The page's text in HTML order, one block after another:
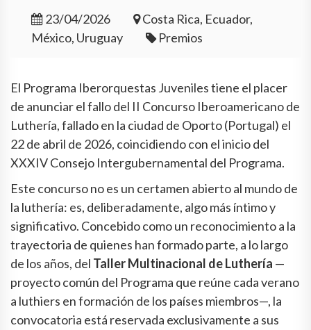
23/04/2026
Costa Rica, Ecuador,
México, Uruguay
Premios
El Programa Iberorquestas Juveniles tiene el placer
de anunciar el fallo del II Concurso Iberoamericano de
Luthería, fallado en la ciudad de Oporto (Portugal) el
22 de abril de 2026, coincidiendo con el inicio del
XXXIV Consejo Intergubernamental del Programa.
Este concurso no es un certamen abierto al mundo de
la luthería: es, deliberadamente, algo más íntimo y
significativo. Concebido como un reconocimiento a la
trayectoria de quienes han formado parte, a lo largo
de los años, del Taller Multinacional de Luthería —
proyecto común del Programa que reúne cada verano
a luthiers en formación de los países miembros—, la
convocatoria está reservada exclusivamente a sus